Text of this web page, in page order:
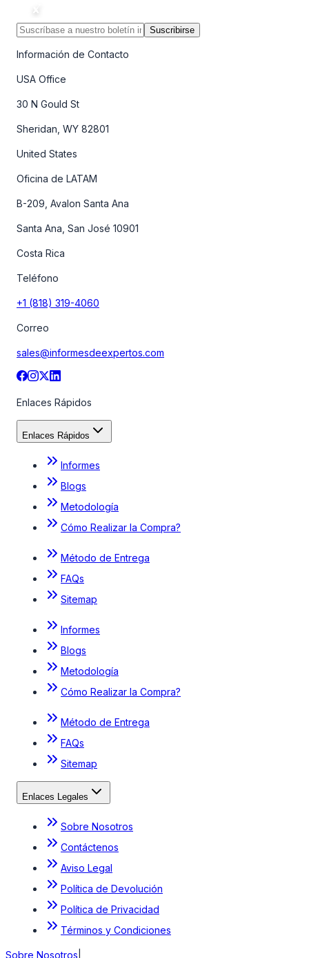
Suscribirse
Información de Contacto
USA Office
30 N Gould St
Sheridan, WY 82801
United States
Oficina de LATAM
B-209, Avalon Santa Ana
Santa Ana, San José 10901
Costa Rica
Teléfono
+1 (818) 319-4060
Correo
sales@informesdeexpertos.com
Enlaces Rápidos
Enlaces Rápidos
Informes
Blogs
Metodología
Cómo Realizar la Compra?
Método de Entrega
FAQs
Sitemap
Informes
Blogs
Metodología
Cómo Realizar la Compra?
Método de Entrega
FAQs
Sitemap
Enlaces Legales
Sobre Nosotros
Contáctenos
Aviso Legal
Política de Devolución
Política de Privacidad
Términos y Condiciones
Sobre Nosotros